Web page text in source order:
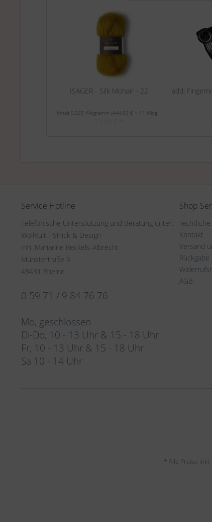
ISAGER - Silk Mohair - 22
Inhalt 0.025 Kilogramm (444,00 € * / 1 Kilogramm)
addi
Service Hotline
Telefonische Unterstützung und Beratung unter:
WollKult - Strick & Design
Inh. Marianne Reckels-Albrecht
Münstertraße 5
48431 Rheine
0 59 71 / 9 84 76 76
Mo, geschlossen
Di-Do, 10 - 13 Uhr & 15 - 18 Uhr
Fr, 10 - 13 Uhr & 15 - 18 Uhr
Sa 10 - 14 Uhr
Shop
Kontakt
Versand
Rückgabe
AGB
* Alle Preise